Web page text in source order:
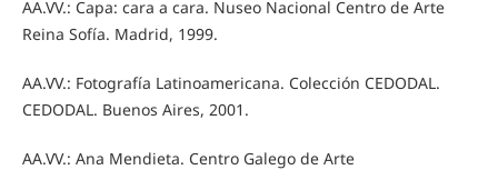
AA.VV.: Capa: cara a cara. Nuseo Nacional Centro de Arte
Reina Sofía. Madrid, 1999.
AA.VV.: Fotografía Latinoamericana. Colección CEDODAL.
CEDODAL. Buenos Aires, 2001.
AA.VV.: Ana Mendieta. Centro Galego de Arte